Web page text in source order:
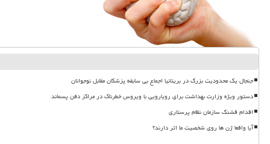
جنجال یک محدودیت بزرگ در بریتانیا اجماع بی سابقه پزشکان مقابل نوجوانان
دستور ویژه وزارت بهداشت برای رویارویی با ویروس خطرناک در مراکز دفن پسماند
اقدام قشنگ سازمان نظام پرستاری
آیا واقعا ژن ها روی شخصیت ما اثر دارند؟